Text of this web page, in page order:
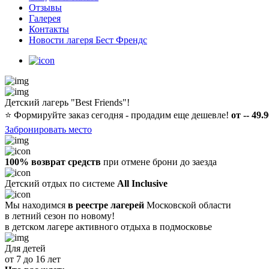
Отзывы
Галерея
Контакты
Новости лагеря Бест Френдс
Детский лагерь "Best Friends"!
⭐️ Формируйте заказ сегодня - продадим еще дешевле! от --
Забронировать место
100% возврат средств при отмене брони до заезда
Детский отдых по системе All Inclusive
Мы находимся в реестре лагерей Московской области
в летний сезон по новому!
в детском лагере активного отдыха в подмосковье
Для детей
от 7 до 16 лет